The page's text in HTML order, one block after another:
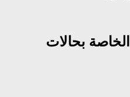
الخاصة بحالات